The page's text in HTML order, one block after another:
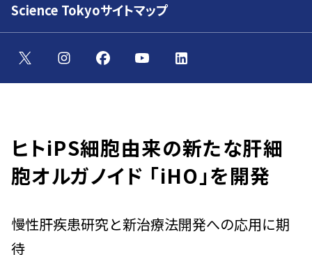
Science Tokyoサイトマップ
ヒトiPS細胞由来の新たな肝細
胞オルガノイド 「iHO」を開発
慢性肝疾患研究と新治療法開発への応用に期
待